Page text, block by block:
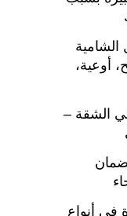
الشامية
أوعية،
في الشقة –
في أنواع